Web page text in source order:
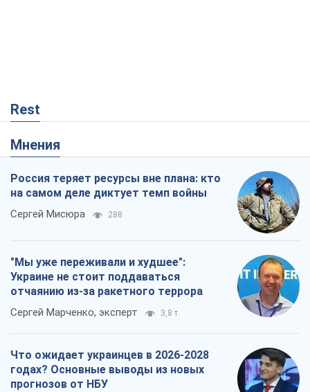
Rest
Мнения
Россия теряет ресурсы вне плана: кто
на самом деле диктует темп войны
Сергей Мисюра 288
"Мы уже переживали и худшее":
Украине не стоит поддаваться
отчаянию из-за ракетного террора
Сергей Марченко, эксперт 3,8 т.
Что ожидает украинцев в 2026-2028
годах? Основные выводы из новых
прогнозов от НБУ